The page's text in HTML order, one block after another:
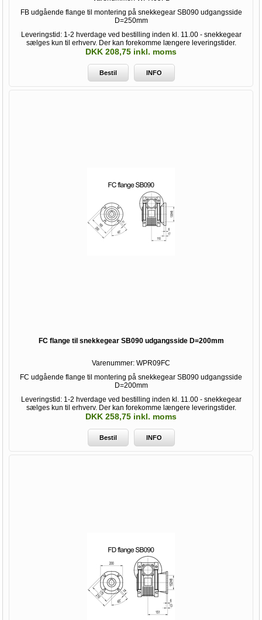
FB udgående flange til montering på snekkegear SB090 udgangsside
D=250mm
Leveringstid: 1-2 hverdage ved bestilling inden kl. 11.00 - snekkegear
sælges kun til erhverv. Der kan forekomme længere leveringstider.
DKK 208,75 inkl. moms
Bestil INFO
FC flange til snekkegear SB090 udgangsside D=200mm
Varenummer: WPR09FC
FC udgående flange til montering på snekkegear SB090 udgangsside
D=200mm
Leveringstid: 1-2 hverdage ved bestilling inden kl. 11.00 - snekkegear
sælges kun til erhverv. Der kan forekomme længere leveringstider.
DKK 258,75 inkl. moms
Bestil INFO